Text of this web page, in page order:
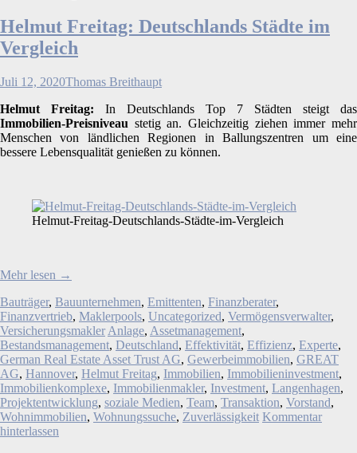
Helmut Freitag: Deutschlands Städte im
Vergleich
Juli 12, 2020Thomas Breithaupt
Helmut Freitag: In Deutschlands Top 7 Städten steigt das
Immobilien-Preisniveau stetig an. Gleichzeitig ziehen immer mehr
Menschen von ländlichen Regionen in Ballungszentren um eine
bessere Lebensqualität genießen zu können.
Helmut-Freitag-Deutschlands-Städte-im-Vergleich
Mehr lesen →
Bauträger, Bauunternehmen, Emittenten, Finanzberater,
Finanzvertrieb, Maklerpools, Uncategorized, Vermögensverwalter,
Versicherungsmakler Anlage, Assetmanagement,
Bestandsmanagement, Deutschland, Effektivität, Effizienz, Experte,
German Real Estate Asset Trust AG, Gewerbeimmobilien, GREAT
AG, Hannover, Helmut Freitag, Immobilien, Immobilieninvestment,
Immobilienkomplexe, Immobilienmakler, Investment, Langenhagen,
Projektentwicklung, soziale Medien, Team, Transaktion, Vorstand,
Wohnimmobilien, Wohnungssuche, Zuverlässigkeit Kommentar
hinterlassen